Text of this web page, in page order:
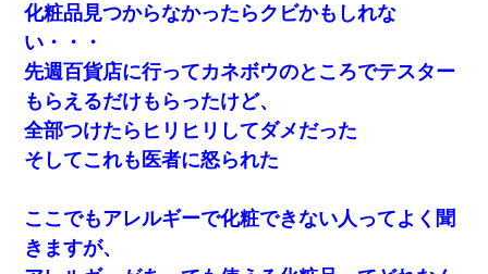
化粧品見つからなかったらクビかもしれな
い・・・
先週百貨店に行ってカネボウのところでテスター
もらえるだけもらったけど、
全部つけたらヒリヒリしてダメだった
そしてこれも医者に怒られた
ここでもアレルギーで化粧できない人ってよく聞
きますが、